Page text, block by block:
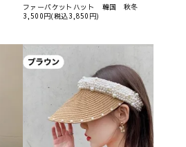
ファーバケットハット 韓国 秋冬
3,500円(税込3,850円)